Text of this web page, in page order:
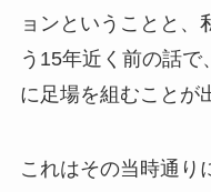
ョンということと、
う15年近く前の話
に足場を組むことが
これはその当時通り